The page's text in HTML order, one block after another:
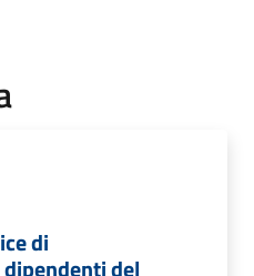
di
del